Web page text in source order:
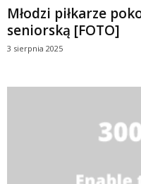
Młodzi piłkarze
seniorską [FOTO]
3 sierpnia 2025